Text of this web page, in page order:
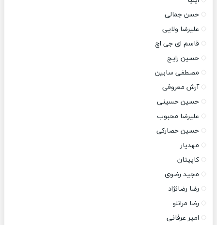
حسن جمالی
علیرضا ولایی
قاسم ای جی اچ
حسین رایج
مصطفی سابین
آرش معروفی
حسین حسینی
علیرضا محبوب
حسین حصارکی
مهدیار
کاپیتان
مجید رضوی
رضا رضانژاد
رضا مرانلو
امیر عرفانی